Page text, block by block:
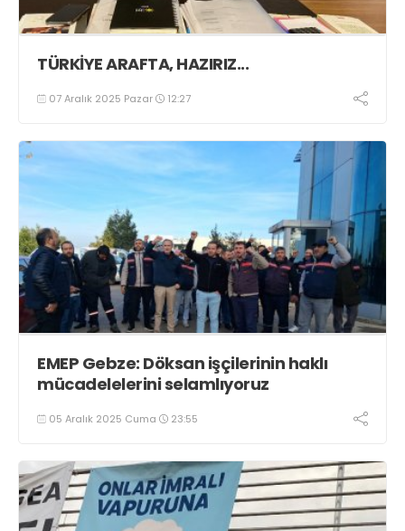
TÜRKİYE ARAFTA, HAZIRIZ...
07 Aralık 2025 Pazar 12:27
EMEP Gebze: Döksan işçilerinin haklı
mücadelelerini selamlıyoruz
05 Aralık 2025 Cuma 23:55